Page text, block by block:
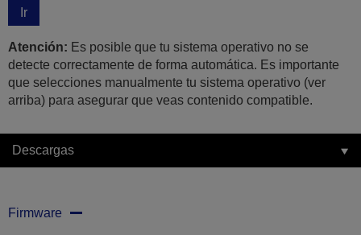
Ir
Atención: Es posible que tu sistema operativo no se
detecte correctamente de forma automática. Es importante
que selecciones manualmente tu sistema operativo (ver
arriba) para asegurar que veas contenido compatible.
Descargas
Firmware